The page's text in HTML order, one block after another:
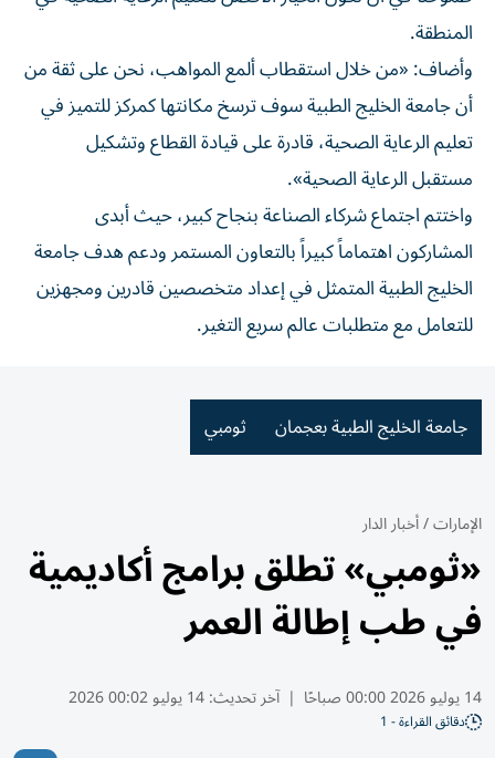
المنطقة.
وأضاف: «من خلال استقطاب ألمع المواهب، نحن على ثقة من
أن جامعة الخليج الطبية سوف ترسخ مكانتها كمركز للتميز في
تعليم الرعاية الصحية، قادرة على قيادة القطاع وتشكيل
مستقبل الرعاية الصحية».
واختتم اجتماع شركاء الصناعة بنجاح كبير، حيث أبدى
المشاركون اهتماماً كبيراً بالتعاون المستمر ودعم هدف جامعة
الخليج الطبية المتمثل في إعداد متخصصين قادرين ومجهزين
للتعامل مع متطلبات عالم سريع التغير.
جامعة الخليج الطبية بعجمان ثومبي
الإمارات/أخبار الدار
«ثومبي» تطلق برامج أكاديمية
في طب إطالة العمر
14 يوليو 2026 00:00 صباحًا | آخر تحديث:14 يوليو 00:02 2026
دقائق القراءة - 1